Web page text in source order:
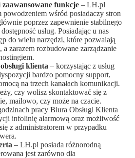
zaawansowane funkcje– LH.pl
powodzeniem wśród posiadaczy stron
poprzez zapewnienie stabilnego
usług. Posiadając u nas
do wielu narzędzi, które pozwalają
a zarazem rozbudowane zarządzanie
klienta – korzystając z usług
bardzo pomocny support,
na trzech kanałach komunikacji.
czy wolisz skontaktować się z
mailowo, czy może na czacie.
pracy Biura Obsługi Klienta
infolinię alarmową oraz możliwość
z administratorem w przypadku
– LH.pl posiada różnorodną
jest zarówno dla